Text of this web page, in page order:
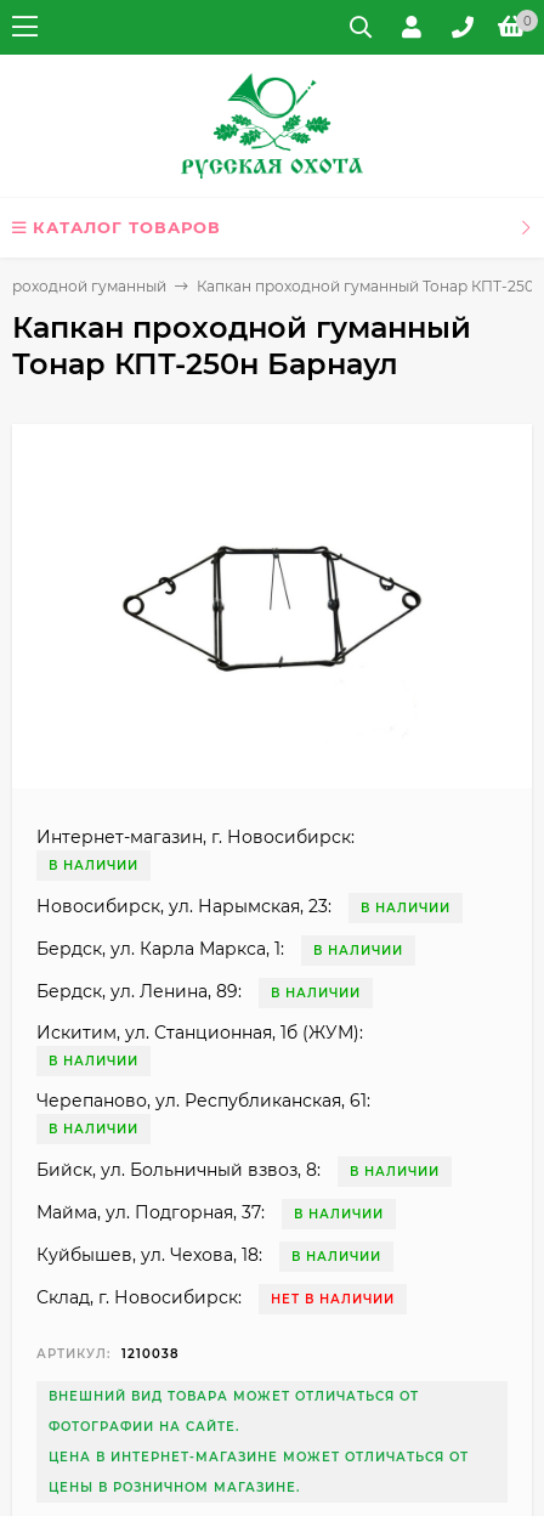
0
КАТАЛОГ ТОВАРОВ
проходной гуманный Капкан проходной гуманный Тонар КПТ-
Капкан проходной гуманный
Тонар КПТ-250н Барнаул
Интернет-магазин, г. Новосибирск:
В НАЛИЧИИ
Новосибирск, ул. Нарымская, 23: В НАЛИЧИИ
Бердск, ул. Карла Маркса, 1: В НАЛИЧИИ
Бердск, ул. Ленина, 89: В НАЛИЧИИ
Искитим, ул. Станционная, 1б (ЖУМ):
В НАЛИЧИИ
Черепаново, ул. Республиканская, 61:
В НАЛИЧИИ
Бийск, ул. Больничный взвоз, 8: В НАЛИЧИИ
Майма, ул. Подгорная, 37: В НАЛИЧИИ
Куйбышев, ул. Чехова, 18: В НАЛИЧИИ
Склад, г. Новосибирск: НЕТ В НАЛИЧИИ
АРТИКУЛ: 1210038
ВНЕШНИЙ ВИД ТОВАРА МОЖЕТ ОТЛИЧАТЬСЯ ОТ
ФОТОГРАФИИ НА САЙТЕ.
ЦЕНА В ИНТЕРНЕТ-МАГАЗИНЕ МОЖЕТ ОТЛИЧАТЬСЯ ОТ
ЦЕНЫ В РОЗНИЧНОМ МАГАЗИНЕ.